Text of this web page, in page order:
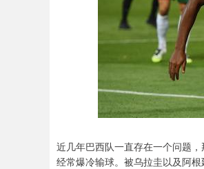
近几年巴西队一直存在一个问题
经常爆冷输球。被乌拉圭以及阿